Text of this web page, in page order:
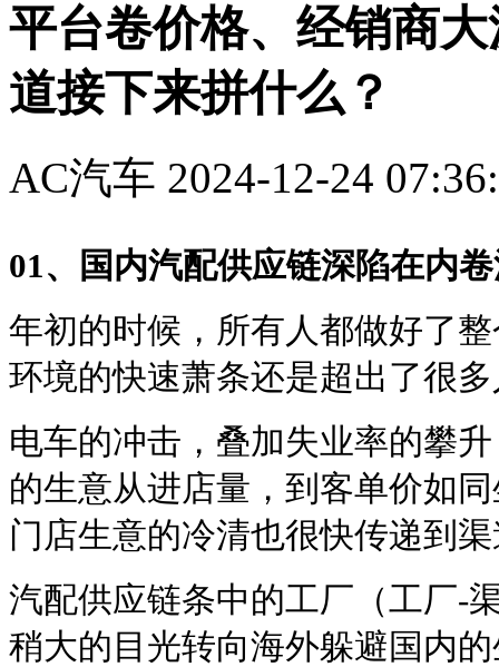
平台卷价格、经销商
道接下来拼什么？
AC汽车 2024-12-24
01、国内汽配供应链深陷在内
年初的时候，所有人都做好了
环境的快速萧条还是超出了很
电车的冲击，叠加失业率的攀
的生意从进店量，到客单价如
门店生意的冷清也很快传递到
汽配供应链条中的工厂（工厂-
稍大的目光转向海外躲避国内